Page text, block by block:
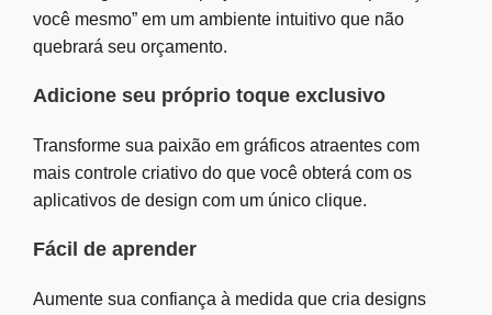
você mesmo” em um ambiente intuitivo que não
quebrará seu orçamento.
Adicione seu próprio toque exclusivo
Transforme sua paixão em gráficos atraentes com
mais controle criativo do que você obterá com os
aplicativos de design com um único clique.
Fácil de aprender
Aumente sua confiança à medida que cria designs